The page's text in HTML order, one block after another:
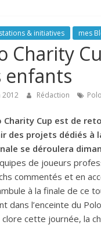
& initiatives mes
Charity
enfants
2012 Rédaction Polo
Charity Cup est de
des projets dédiés à
se déroulera
de joueurs
commentés et en
à la finale de ce
dans l’enceinte du
cette journée, la